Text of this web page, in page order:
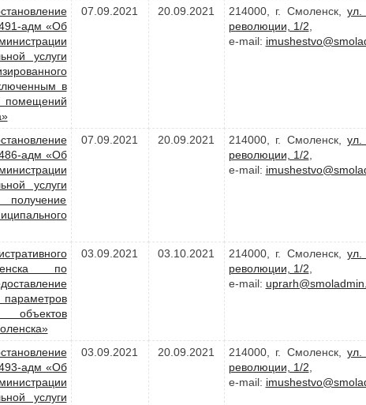
адм «Об
услуги
в
помещений
07.09.2021 20.09.2021 214000, г. Смоленск, ул.
революции, 1/2
e-mail:
адм «Об
услуги
07.09.2021 20.09.2021 214000, г. Смоленск, ул.
революции, 1/2
e-mail:
по
объектов
03.09.2021 03.10.2021 214000, г. Смоленск, ул.
революции, 1/2
e-mail:
адм «Об
услуги
03.09.2021 20.09.2021 214000, г. Смоленск, ул.
революции, 1/2
e-mail: